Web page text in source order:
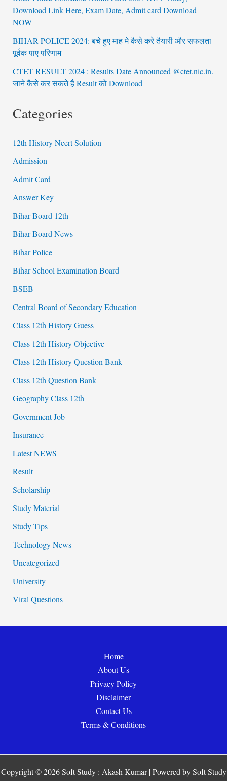
Download Link Here, Exam Date, Admit card Download
NOW
BIHAR POLICE 2024: बचे हुए माह मे कैसे करे तैयारी और सफलता
पूर्वक पाए परिणाम
CTET RESULT 2024 : Results Date Announced @ctet.nic.in.
जाने कैसे कर सकते है Result को Download
Categories
12th History Ncert Solution
Admission
Admit Card
Answer Key
Bihar Board 12th
Bihar Board News
Bihar Police
Bihar School Examination Board
BSEB
Central Board of Secondary Education
Class 12th History Guess
Class 12th History Objective
Class 12th History Question Bank
Class 12th Question Bank
Geography Class 12th
Government Job
Insurance
Latest NEWS
Result
Scholarship
Study Material
Study Tips
Technology News
Uncategorized
University
Viral Questions
Home
About Us
Privacy Policy
Disclaimer
Contact Us
Terms & Conditions
Copyright © 2026 Soft Study : Akash Kumar | Powered by Soft Study